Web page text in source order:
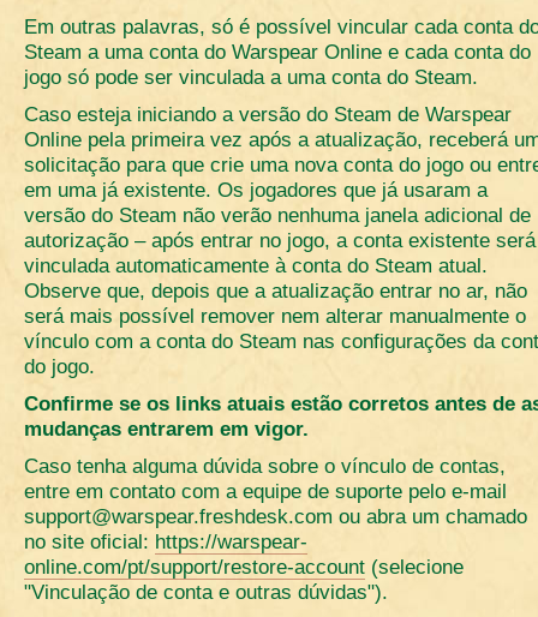
Em outras palavras, só é possível vincular cada conta
Steam a uma conta do Warspear Online e cada conta do
jogo só pode ser vinculada a uma conta do Steam.
Caso esteja iniciando a versão do Steam de Warspear
Online pela primeira vez após a atualização, receberá
solicitação para que crie uma nova conta do jogo ou
em uma já existente. Os jogadores que já usaram a
versão do Steam não verão nenhuma janela adicional de
autorização – após entrar no jogo, a conta existente será
vinculada automaticamente à conta do Steam atual.
Observe que, depois que a atualização entrar no ar, não
será mais possível remover nem alterar manualmente o
vínculo com a conta do Steam nas configurações da
do jogo.
Confirme se os links atuais estão corretos antes de
mudanças entrarem em vigor.
Caso tenha alguma dúvida sobre o vínculo de contas,
entre em contato com a equipe de suporte pelo e-mail
support@warspear.freshdesk.com ou abra um chamado
no site oficial: https://warspear-
online.com/pt/support/restore-account (selecione
"Vinculação de conta e outras dúvidas").